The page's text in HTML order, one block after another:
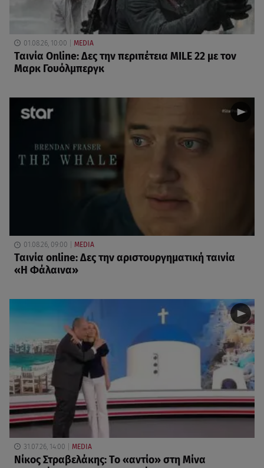
01.08.26, 10:00 MEDIA
Ταινία Online: Δες την περιπέτεια MILE 22 με τον
Μαρκ Γουόλμπεργκ
01.08.26, 09:00 MEDIA
Ταινία online: Δες την αριστουργηματική ταινία
«Η Φάλαινα»
31.07.26, 14:00 MEDIA
Νίκος Στραβελάκης: Το «αντίο» στη Μίνα